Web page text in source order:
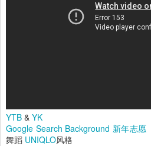
YTB & YK
Google Search Background 新年志愿
舞蹈 UNIQLO风格